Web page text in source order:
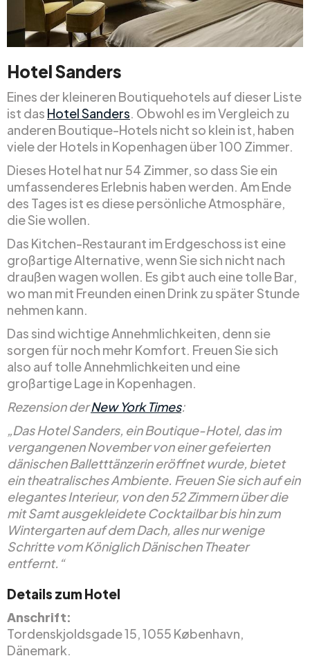
Hotel Sanders
Eines der kleineren Boutiquehotels auf dieser Liste
ist das Hotel Sanders. Obwohl es im Vergleich zu
anderen Boutique-Hotels nicht so klein ist, haben
viele der Hotels in Kopenhagen über 100 Zimmer.
Dieses Hotel hat nur 54 Zimmer, so dass Sie ein
umfassenderes Erlebnis haben werden. Am Ende
des Tages ist es diese persönliche Atmosphäre,
die Sie wollen.
Das Kitchen-Restaurant im Erdgeschoss ist eine
großartige Alternative, wenn Sie sich nicht nach
draußen wagen wollen. Es gibt auch eine tolle Bar,
wo man mit Freunden einen Drink zu später Stunde
nehmen kann.
Das sind wichtige Annehmlichkeiten, denn sie
sorgen für noch mehr Komfort. Freuen Sie sich
also auf tolle Annehmlichkeiten und eine
großartige Lage in Kopenhagen.
Rezension derNew York Times:
„Das Hotel Sanders, ein Boutique-Hotel, das im
vergangenen November von einer gefeierten
dänischen Balletttänzerin eröffnet wurde, bietet
ein theatralisches Ambiente. Freuen Sie sich auf ein
elegantes Interieur, von den 52 Zimmern über die
mit Samt ausgekleidete Cocktailbar bis hin zum
Wintergarten auf dem Dach, alles nur wenige
Schritte vom Königlich Dänischen Theater
entfernt.“
Details zum Hotel
Anschrift:
Tordenskjoldsgade 15, 1055 København,
Dänemark.